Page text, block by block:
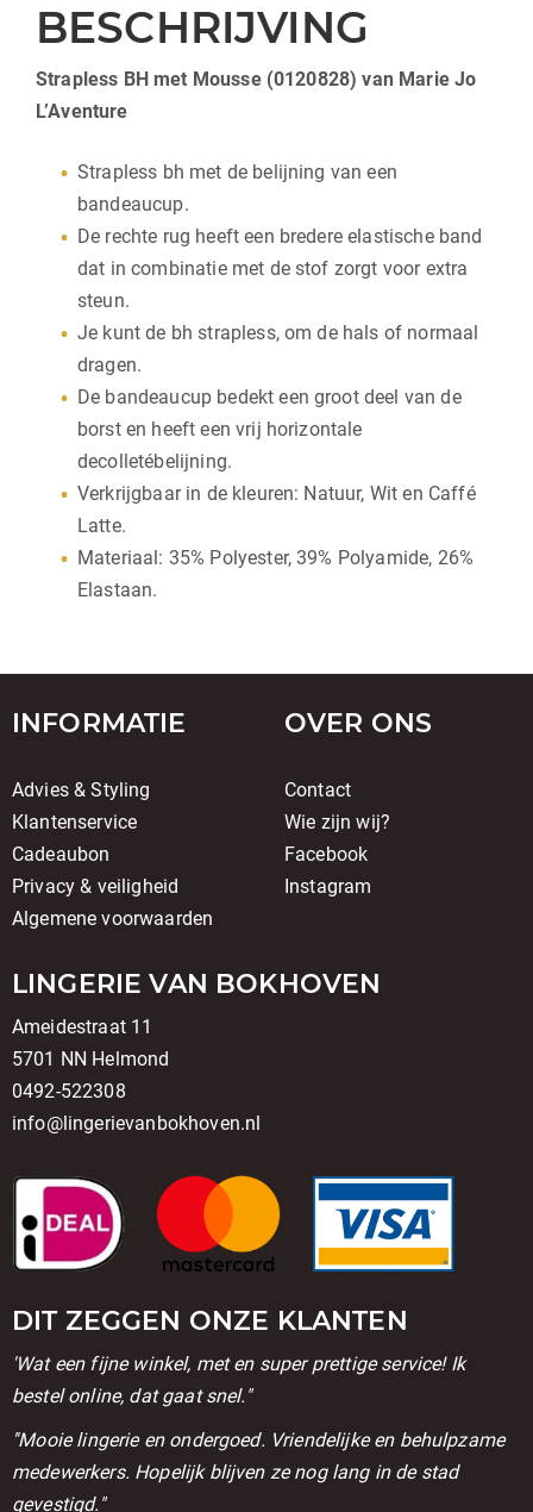
BESCHRIJVING
Strapless BH met Mousse (0120828) van Marie Jo
L’Aventure
Strapless bh met de belijning van een
bandeaucup.
De rechte rug heeft een bredere elastische band
dat in combinatie met de stof zorgt voor extra
steun.
Je kunt de bh strapless, om de hals of normaal
dragen.
De bandeaucup bedekt een groot deel van de
borst en heeft een vrij horizontale
decolletébelijning.
Verkrijgbaar in de kleuren: Natuur, Wit en Caffé
Latte.
Materiaal: 35% Polyester, 39% Polyamide, 26%
Elastaan.
INFORMATIE
Advies & Styling
Klantenservice
Cadeaubon
Privacy & veiligheid
Algemene voorwaarden
OVER ONS
Contact
Wie zijn wij?
Facebook
Instagram
LINGERIE VAN BOKHOVEN
Ameidestraat 11
5701 NN Helmond
0492-522308
info@lingerievanbokhoven.nl
DIT ZEGGEN ONZE KLANTEN
'Wat een fijne winkel, met en super prettige service! Ik
bestel online, dat gaat snel."
''Mooie lingerie en ondergoed. Vriendelijke en behulpzame
medewerkers. Hopelijk blijven ze nog lang in de stad
gevestigd."